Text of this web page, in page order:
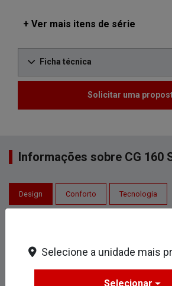
+ Ver mais itens de série
Ficha técnica
Solicitar uma
Informações sobre CG 160
Design Conforto Tecnologia
Selecione a unidade mais
Selecionar